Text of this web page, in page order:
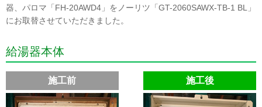
器、パロマ「FH-20AWD4」をノーリツ「GT-2060SAWX-TB-1 BL」
にお取替させていただきました。
給湯器本体
施工前 施工後